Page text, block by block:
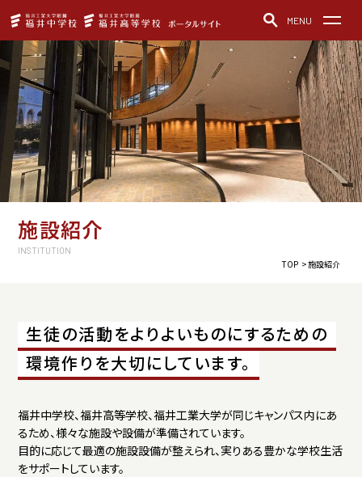
MENU
福井中学校・福井高等学校
お知らせ
中高一貫教育
教育方針
クラブ活動
制服紹介
施設の紹介
学校紹介動画
デュアル・ディプロマ・プログラム
レジェンドトーク
アクセス
ご寄付について
福井高等学校
お問い合わせ パンフレット
施設紹介
INSTITUTION
TOP 施設紹介
生徒の活動をよりよいものにするための
環境作りを大切にしています。
福井中学校、福井高等学校、福井工業大学が同じキャンパス内にあ
るため、様々な施設や設備が準備されています。
目的に応じて最適の施設設備が整えられ、実りある豊かな学校生活
をサポートしています。